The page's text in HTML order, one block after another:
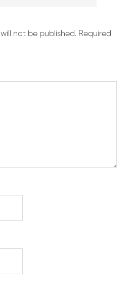
not be published. Required